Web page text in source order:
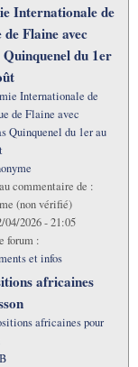
Internationale de
Flaine avec
du 1er
Internationale de
de Flaine avec
Quinquenel du 1er au
commentaire de :
(non vérifié)
04/2026 - 21:05
forum :
et infos
africaines
africaines pour